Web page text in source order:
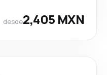
desde2,405 MXN